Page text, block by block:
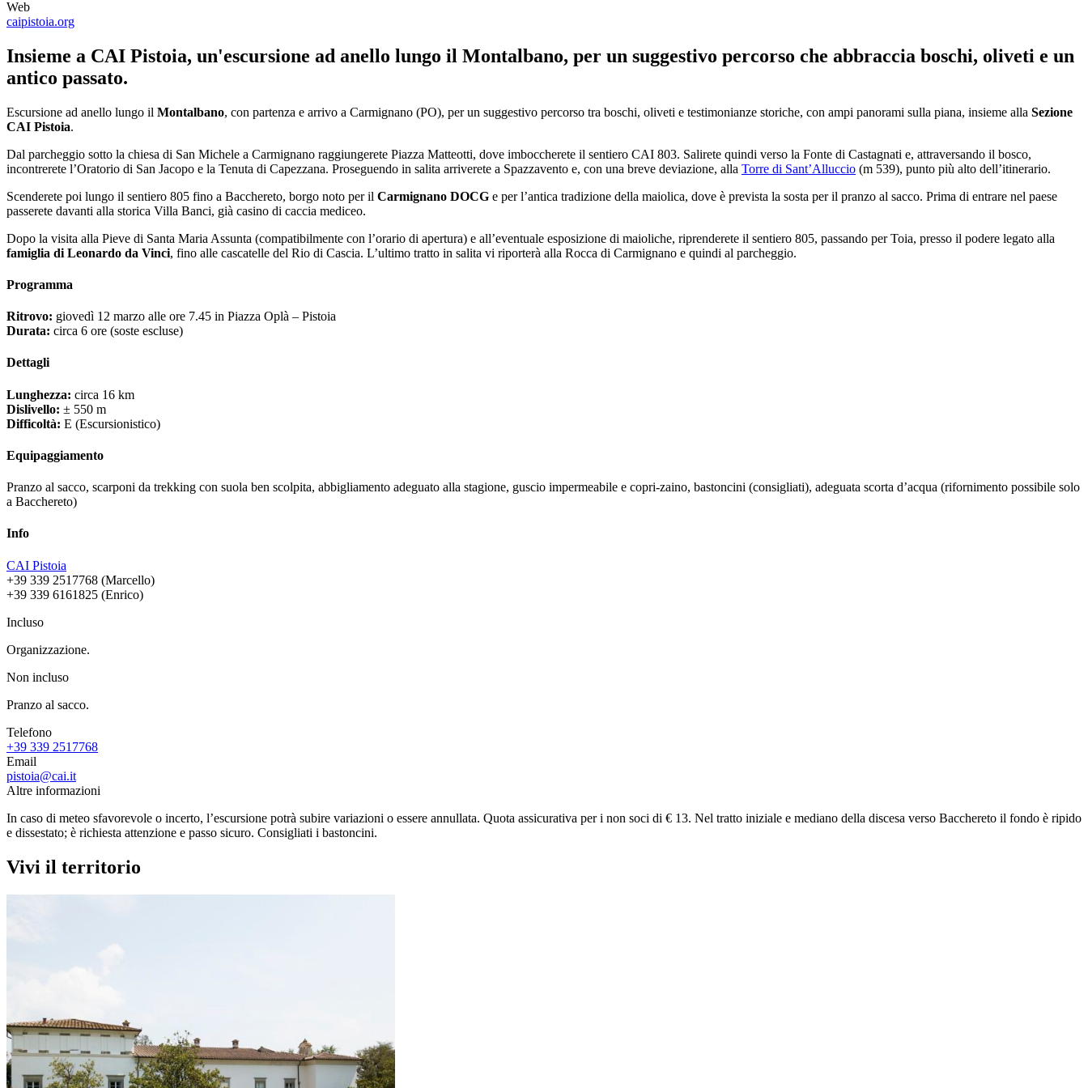
Web
caipistoia.org
Insieme a CAI Pistoia, un'escursione ad anello lungo il Montalbano, per un suggestivo percorso che abbraccia boschi, oliveti e un
antico passato.
Escursione ad anello lungo il Montalbano, con partenza e arrivo a Carmignano (PO), per un suggestivo percorso tra boschi, oliveti e testimonianze storiche, con ampi panorami sulla piana, insieme alla Sezione
CAI Pistoia.
Dal parcheggio sotto la chiesa di San Michele a Carmignano raggiungerete Piazza Matteotti, dove imboccherete il sentiero CAI 803. Salirete quindi verso la Fonte di Castagnati e, attraversando il bosco,
incontrerete l’Oratorio di San Jacopo e la Tenuta di Capezzana. Proseguendo in salita arriverete a Spazzavento e, con una breve deviazione, alla Torre di Sant’Alluccio (m 539), punto più alto dell’itinerario.
Scenderete poi lungo il sentiero 805 fino a Bacchereto, borgo noto per il Carmignano DOCG e per l’antica tradizione della maiolica, dove è prevista la sosta per il pranzo al sacco. Prima di entrare nel paese
passerete davanti alla storica Villa Banci, già casino di caccia mediceo.
Dopo la visita alla Pieve di Santa Maria Assunta (compatibilmente con l’orario di apertura) e all’eventuale esposizione di maioliche, riprenderete il sentiero 805, passando per Toia, presso il podere legato alla
famiglia di Leonardo da Vinci, fino alle cascatelle del Rio di Cascia. L’ultimo tratto in salita vi riporterà alla Rocca di Carmignano e quindi al parcheggio.
Programma
Ritrovo: giovedì 12 marzo alle ore 7.45 in Piazza Oplà – Pistoia
Durata: circa 6 ore (soste escluse)
Dettagli
Lunghezza: circa 16 km
Dislivello: ± 550 m
Difficoltà: E (Escursionistico)
Equipaggiamento
Pranzo al sacco, scarponi da trekking con suola ben scolpita, abbigliamento adeguato alla stagione, guscio impermeabile e copri-zaino, bastoncini (consigliati), adeguata scorta d’acqua (rifornimento possibile solo
a Bacchereto)
Info
CAI Pistoia
+39 339 2517768 (Marcello)
+39 339 6161825 (Enrico)
Incluso
Organizzazione.
Non incluso
Pranzo al sacco.
Telefono
+39 339 2517768
Email
pistoia@cai.it
Altre informazioni
In caso di meteo sfavorevole o incerto, l’escursione potrà subire variazioni o essere annullata. Quota assicurativa per i non soci di € 13. Nel tratto iniziale e mediano della discesa verso Bacchereto il fondo è ripido
e dissestato; è richiesta attenzione e passo sicuro. Consigliati i bastoncini.
Vivi il territorio